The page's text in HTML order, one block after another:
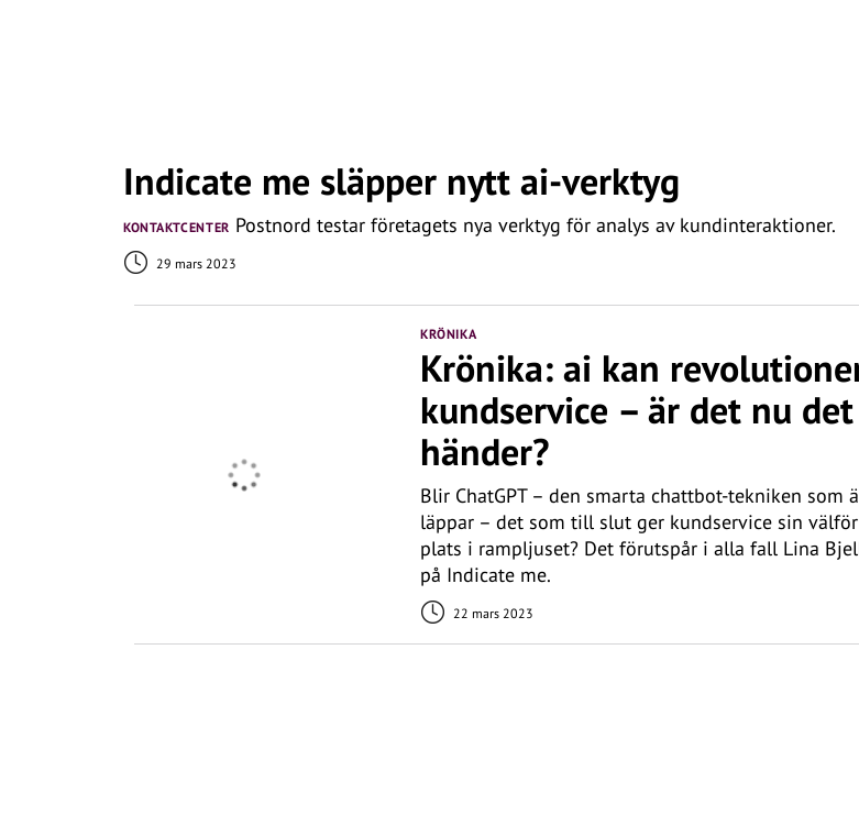
Indicate me släpper nytt ai-verktyg
KONTAKTCENTER Postnord testar företagets nya verktyg för analys av kundinteraktioner.
29 mars 2023
KRÖNIKA
Krönika: ai kan
kundservice – är det nu det
händer?
Blir ChatGPT – den smarta chattbot-tekniken som
läppar – det som till slut ger kundservice sin
plats i rampljuset? Det förutspår i alla fall Lina
på Indicate me.
22 mars 2023